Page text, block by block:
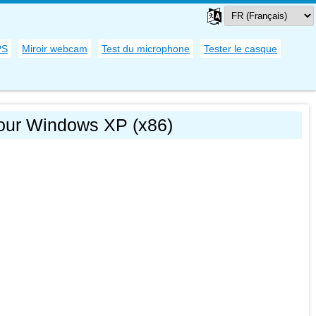
Miroir webcam Test du microphone Tester le casque
Windows XP (x86)